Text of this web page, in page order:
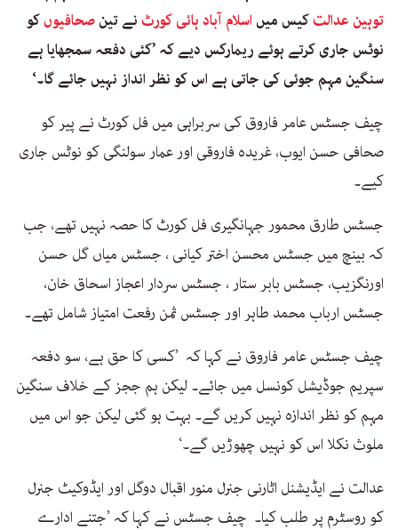
توہین عدالتکیس میں اسلام آباد ہائی کورٹنے تینصحافیوںکو
نوٹس جاری کرتے ہوئے ریمارکس دیے کہ ’کئی دفعہ سمجھایا ہے
سنگین مہم جوئی کی جاتی ہے اس کو نظر انداز نہیں جائے گا۔‘
چیف جسٹس عامر فاروق کی سربراہی میں فل کورٹ نے پیر کو
صحافی حسن ایوب، غریدہ فاروقی اور عمار سولنگی کو نوٹس جاری
کیے۔
جسٹس طارق محمور جہانگیری فل کورٹ کا حصہ نہیں تھے، جب
کہ بینچ میں جسٹس محسن اختر کیانی ، جسٹس میاں گل حسن
اورنگزیب، جسٹس بابر ستار ، جسٹس سردار اعجاز اسحاق خان،
جسٹس ارباب محمد طاہر اور جسٹس ثمن رفعت امتیاز شامل تھے۔
چیف جسٹس عامر فاروق نے کہا کہ ’کسی کا حق ہے، سو دفعہ
سپریم جوڈیشل کونسل میں جائے۔ لیکن ہم ججز کے خلاف سنگین
مہم کو نظر اندازہ نہیں کریں گے۔ بہت ہو گئی لیکن جو اس میں
ملوث نکلا اس کو نہیں چھوڑیں گے۔‘
عدالت نے ایڈیشنل اٹارنی جنرل منور اقبال دوگل اور ایڈوکیٹ جنرل
کو روسٹرم پر طلب کیا۔ چیف جسٹس نے کہا کہ ’جتنے ادارے